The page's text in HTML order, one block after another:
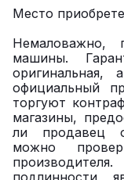
Место
Немаловажно,
машины.
официальный
торгуют
магазины,
ли продавец
можно